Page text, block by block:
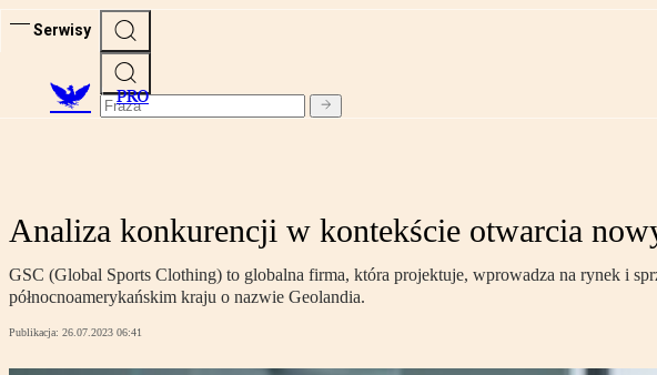
Serwisy
PRO
Analiza konkurencji w kontekście otwarcia
GSC (Global Sports Clothing) to globalna firma, która projektuje, wprowadza na rynek i
północnoamerykańskim kraju o nazwie Geolandia.
Publikacja: 26.07.2023 06:41